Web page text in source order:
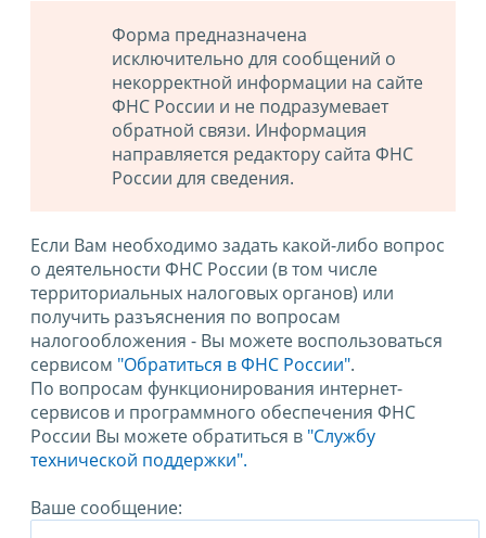
Форма предназначена
исключительно для сообщений о
некорректной информации на сайте
ФНС России и не подразумевает
обратной связи. Информация
направляется редактору сайта ФНС
России для сведения.
Если Вам необходимо задать какой-либо вопрос
о деятельности ФНС России (в том числе
территориальных налоговых органов) или
получить разъяснения по вопросам
налогообложения - Вы можете воспользоваться
сервисом "Обратиться в ФНС России".
По вопросам функционирования интернет-
сервисов и программного обеспечения ФНС
России Вы можете обратиться в "Службу
технической поддержки".
Ваше сообщение: